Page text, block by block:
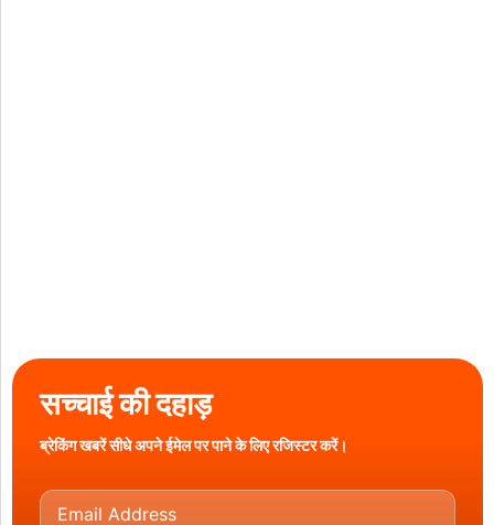
सच्चाई की दहाड़
ब्रेकिंग खबरें सीधे अपने ईमेल पर पाने के लिए रजिस्टर करें।